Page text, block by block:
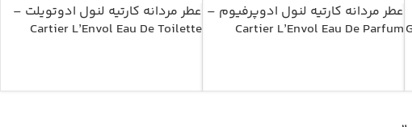
عطر مردانه کارتیه لنول ادوپرفیوم –
Cartier L’Envol Eau De Parfum
عطر مردانه کارتیه لنول ادوتویلت –
Cartier L’Envol Eau De Toilette